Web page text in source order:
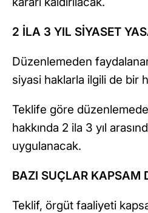
2 İLA 3 YIL SİYASET
Düzenlemeden
siyasi haklarla ilgili de bir
Teklife göre
hakkında 2 ila 3 yıl
uygulanacak.
BAZI SUÇLAR KAPSAM
Teklif, örgüt faaliyeti